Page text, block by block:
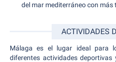
del mar mediterráneo con más
ACTIVIDADES
Málaga es el lugar ideal para
diferentes actividades deportivas